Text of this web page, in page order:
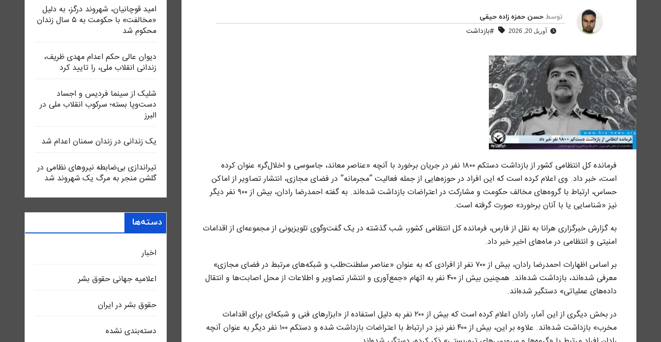
توسط حسن حمزه زاده حیقی
آوریل 20, 2026 #بازداشت
فرمانده کل انتظامی کشور از بازداشت دستکم ۱۸۰۰ نفر در جریان برخورد با آنچه «عناصر معاند، جاسوسی و اخلال‌گر» عنوان کرده
است، خبر داد. وی اعلام کرده است که این افراد در حوزه‌هایی از جمله فعالیت “مجرمانه” در فضای مجازی، انتشار تصاویر از اماکن
حساس، ارتباط با گروه‌های مخالف حکومت و مشارکت در اعتراضات بازداشت شده‌اند. به گفته احمدرضا رادان، بیش از ۹۰۰ نفر دیگر
نیز «شناسایی یا با آنان برخورد» صورت گرفته است.
به گزارش خبرگزاری هرانا به نقل از فارس، فرمانده کل انتظامی کشور، شب گذشته در یک گفت‌وگوی تلویزیونی از مجموعه‌ای از اقدامات
امنیتی و انتظامی در ماه‌های اخیر خبر داد.
بر اساس اظهارات احمدرضا رادان، بیش از ۷۰۰ نفر از افرادی که به عنوان «عناصر سلطنت‌طلب و شبکه‌های مرتبط در فضای مجازی»
معرفی شده‌اند، بازداشت شده‌اند. همچنین بیش از ۴۰۰ نفر به اتهام «جمع‌آوری و انتشار تصاویر و اطلاعات از محل اصابت‌ها و انتقال
داده‌های عملیاتی» دستگیر شده‌اند.
در بخش دیگری از این آمار، رادان اعلام کرده است که بیش از ۲۰۰ نفر به دلیل استفاده از «ابزارهای فنی و شبکه‌ای برای اقدامات
مخرب» بازداشت شده‌اند. علاوه بر این، بیش از ۴۰۰ نفر نیز در ارتباط با اعتراضات بازداشت شده و دستکم ۱۰۰ نفر دیگر به عنوان آنچه
امید قوچانیان، شهروند درگز، به دلیل
«مخالفت» با حکومت به ۵ سال زندان
محکوم شد
دیوان عالی حکم اعدام مهدی ظریف،
زندانی انقلاب ملی، را تایید کرد
شلیک از سینما فردیس و اجساد
دست‌وپا بسته؛ سرکوب انقلاب ملی در
البرز
یک زندانی در زندان سمنان اعدام شد
تیراندازی بی‌ضابطه نیروهای نظامی در
گلشن منجر به مرگ یک شهروند شد
دسته‌ها
اخبار
اعلاميه جهانی حقوق بشر
حقوق بشر در ایران
دسته‌بندی نشده